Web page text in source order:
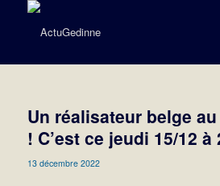
Un réalisateur belge
! C’est ce jeudi 15/12 à
13 décembre 2022